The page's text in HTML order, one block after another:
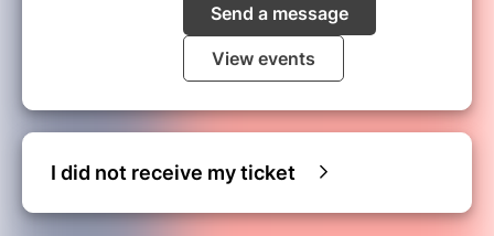
Send a message
View events
I did not receive my ticket